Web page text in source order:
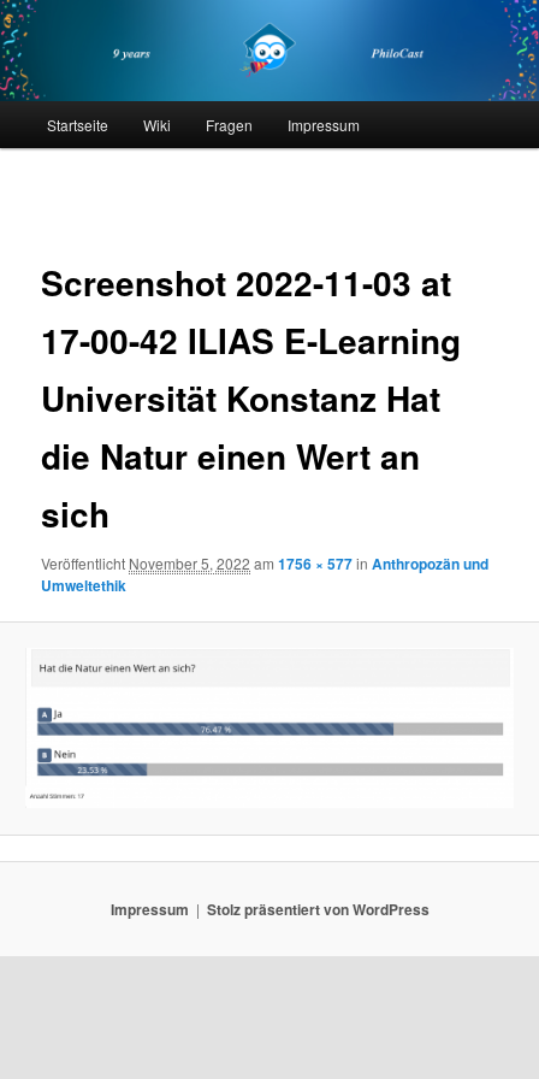
Zum
primären
Inhalt
springenphilocast
Startseite Wiki Fragen Impressum
Screenshot 2022-11-03 at
17-00-42 ILIAS E-Learning
Universität Konstanz Hat
die Natur einen Wert an
sich
Veröffentlicht November 5, 2022 am1756 × 577inAnthropozän und
Umweltethik
Impressum Stolz präsentiert von WordPress